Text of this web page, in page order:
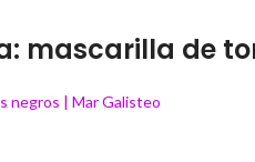
mascarilla de
negros | Mar Galisteo